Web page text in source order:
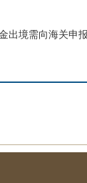
境需向海关申报